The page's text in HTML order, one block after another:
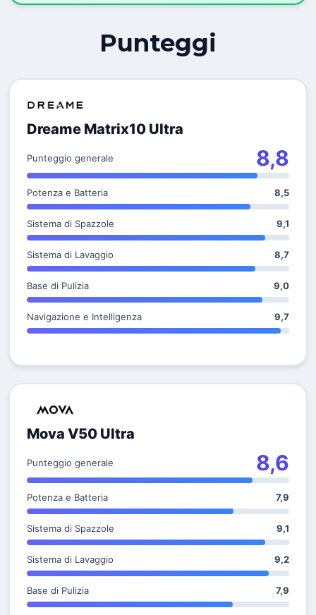
Punteggi
Dreame Matrix10 Ultra
Punteggio generale 8,8
Potenza e Batteria 8,5
Sistema di Spazzole 9,1
Sistema di Lavaggio 8,7
Base di Pulizia 9,0
Navigazione e Intelligenza 9,7
Mova V50 Ultra
Punteggio generale 8,6
Potenza e Batteria 7,9
Sistema di Spazzole 9,1
Sistema di Lavaggio 9,2
Base di Pulizia 7,9